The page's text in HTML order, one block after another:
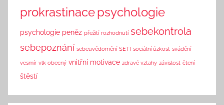
prokrastinacepsychologie
psychologie peněz přežití rozhodnutí sebekontrola
sebepoznání sebeuvědomění SETI sociální úzkost svádění
vesmír vlk obecný vnitřní motivace zdravé vztahy závislost čtení
štěstí